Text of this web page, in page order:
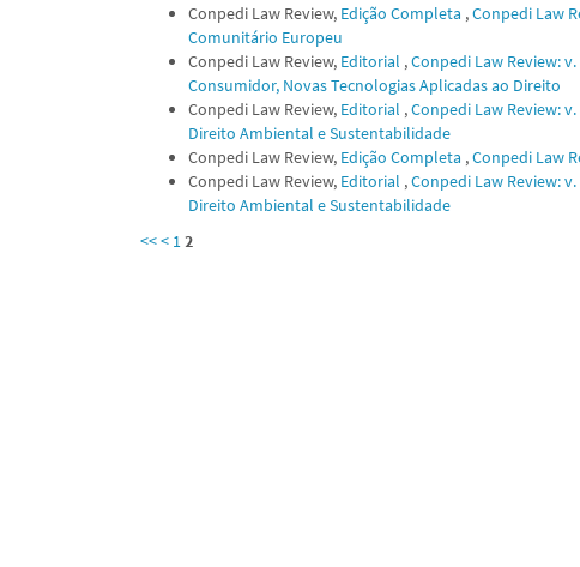
Conpedi Law Review, Edição Completa ,Conpedi Law
Comunitário Europeu
Conpedi Law Review, Editorial ,Conpedi Law Review:
Consumidor, Novas Tecnologias Aplicadas ao Direito
Conpedi Law Review, Editorial ,Conpedi Law Review:
Direito Ambiental e Sustentabilidade
Conpedi Law Review, Edição Completa ,Conpedi Law
Conpedi Law Review, Editorial ,Conpedi Law Review:
Direito Ambiental e Sustentabilidade
<<< 12